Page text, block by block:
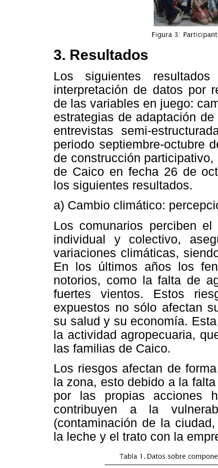
3. Resultados
Los siguientes
interpretación de datos por
de las variables en juego:
estrategias de adaptación
entrevistas semi-
periodo septiembre-octubre
de construcción
de Caico en fecha 26 de
los siguientes resultados.
a) Cambio climático:
Los comunarios perciben
individual y colectivo,
variaciones climáticas,
En los últimos años los
notorios, como la falta de
fuertes vientos. Estos
expuestos no sólo afectan
su salud y su economía.
la actividad agropecuaria,
las familias de Caico.
Los riesgos afectan de
la zona, esto debido a la
por las propias acciones
contribuyen a la
(contaminación de la
la leche y el trato con la